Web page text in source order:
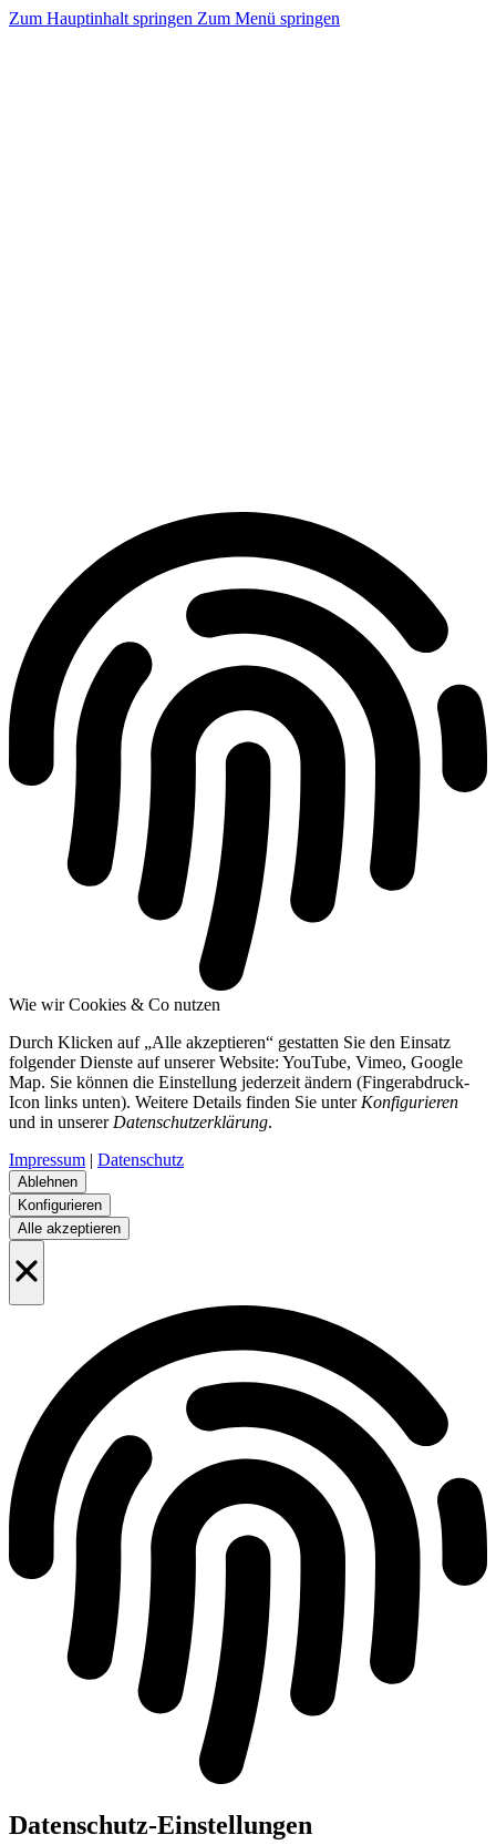
Zum Hauptinhalt springen Zum Menü springen
Wie wir Cookies & Co nutzen
Durch Klicken auf „Alle akzeptieren“ gestatten Sie den Einsatz
folgender Dienste auf unserer Website: YouTube, Vimeo, Google
Map. Sie können die Einstellung jederzeit ändern (Fingerabdruck-
Icon links unten). Weitere Details finden Sie unter Konfigurieren
und in unserer Datenschutzerklärung.
Impressum | Datenschutz
Ablehnen
Konfigurieren
Alle akzeptieren
Datenschutz-Einstellungen